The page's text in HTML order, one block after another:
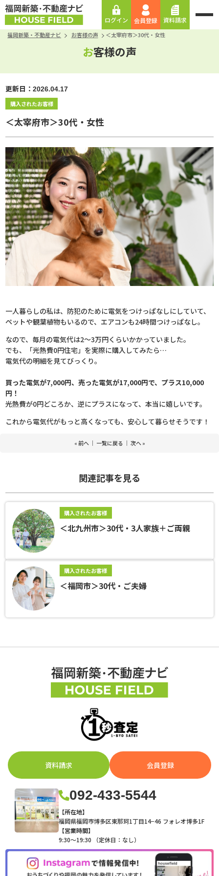
ログイン 会員登録 資料請求
福岡新築・不動産ナビ お客様の声 ＜太宰府市＞30代・女性
お客様の声
更新日：2026.04.17
購入されたお客様
＜太宰府市＞30代・女性
一人暮らしの私は、防犯のために電気をつけっぱなしにしていて、
ペットや観葉植物もいるので、エアコンも24時間つけっぱなし。
なので、毎月の電気代は2〜3万円くらいかかっていました。
でも、「光熱費0円住宅」を実際に購入してみたら…
電気代の明細を見てびっくり。
買った電気が7,000円、売った電気が17,000円で、プラス10,000
円！
光熱費が0円どころか、逆にプラスになって、本当に嬉しいです。
これから電気代がもっと高くなっても、安心して暮らせそうです！
« 前へ｜ 一覧に戻る ｜ 次へ»
関連記事を見る
購入されたお客様
＜北九州市＞30代・3人家族＋ご両親
購入されたお客様
＜福岡市＞30代・ご夫婦
資料請求 会員登録
092-433-5544
【所在地】
福岡県福岡市博多区東那珂1丁目14−46 フォレオ博多1F
【営業時間】
9:30～19:30 （定休日：なし）